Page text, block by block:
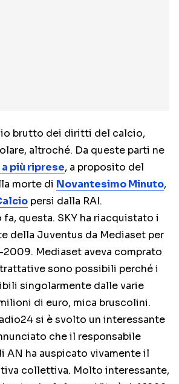
brutto dei diritti del calcio,
altroché. Da queste parti ne
più riprese, a proposito del
morte di Novantesimo Minuto,
persi dalla RAI.
fa, questa. SKY ha riacquistato i
della Juventus da Mediaset per
Mediaset aveva comprato
sono possibili perché i
singolarmente dalle varie
di euro, mica bruscolini.
si è svolto un interessante
che il responsabile
AN ha auspicato vivamente il
collettiva. Molto interessante,